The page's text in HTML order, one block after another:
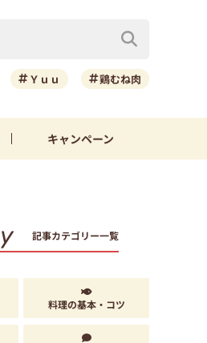
Ｙｕｕ 鶏むね肉
キャンペーン
記事カテゴリー一覧
料理の基本・コツ